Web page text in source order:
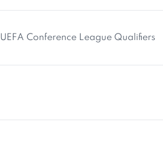
UEFA Conference League Qualifiers